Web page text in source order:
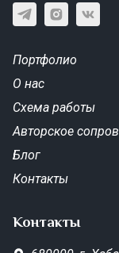
Портфолио
О нас
Схема работы
Авторское
Блог
Контакты
Контакты